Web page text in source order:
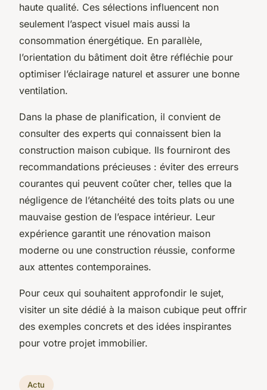
haute qualité. Ces sélections influencent non
seulement l’aspect visuel mais aussi la
consommation énergétique. En parallèle,
l’orientation du bâtiment doit être réfléchie pour
optimiser l’éclairage naturel et assurer une bonne
ventilation.
Dans la phase de planification, il convient de
consulter des experts qui connaissent bien la
construction maison cubique. Ils fourniront des
recommandations précieuses : éviter des erreurs
courantes qui peuvent coûter cher, telles que la
négligence de l’étanchéité des toits plats ou une
mauvaise gestion de l’espace intérieur. Leur
expérience garantit une rénovation maison
moderne ou une construction réussie, conforme
aux attentes contemporaines.
Pour ceux qui souhaitent approfondir le sujet,
visiter un site dédié à la maison cubique peut offrir
des exemples concrets et des idées inspirantes
pour votre projet immobilier.
Actu